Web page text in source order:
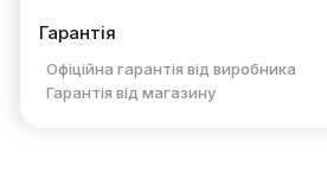
Гарантія
Офіційна гарантія від виробника
Гарантія від магазину